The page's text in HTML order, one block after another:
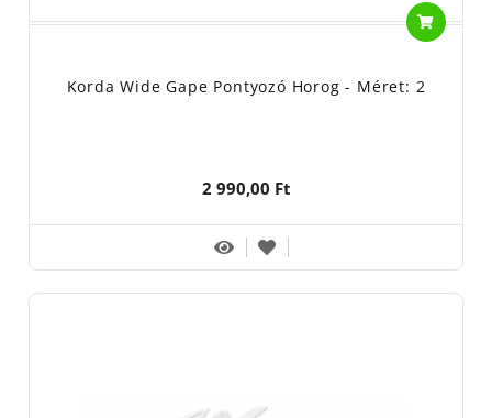
Korda Wide Gape Pontyozó Horog - Méret: 2
2 990,00 Ft